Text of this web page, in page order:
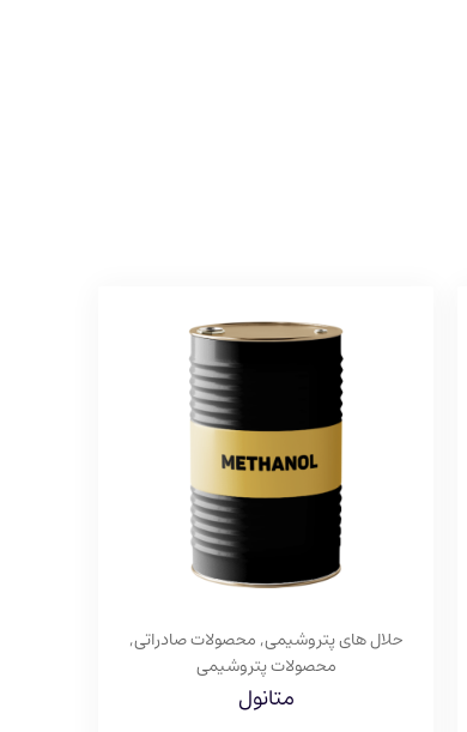
حلال های پتروشیمی, محصولات صادراتی,
محصولات پتروشیمی
متانول